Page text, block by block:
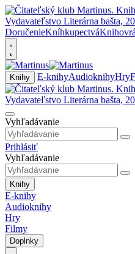
DoručenieKníhkupectvá
Knihy E-knihyAudioknihyHry
Vyhľadávanie
Prihlásiť
Vyhľadávanie
Knihy
E-knihy
Audioknihy
Hry
Filmy
Doplnky